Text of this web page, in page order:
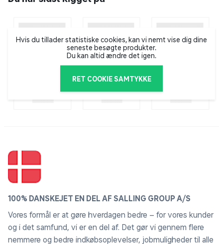
Trådhavehegnet er velegnet til indhegning af haven.
Hvis du tillader statistiske cookies, kan vi nemt vise dig dine
seneste besøgte produkter.
Du kan altid ændre det igen.
RET COOKIE SAMTYKKE
100% DANSKEJET EN DEL AF SALLING GROUP A/S
Vores formål er at gøre hverdagen bedre – for vores kunder
og i det samfund, vi er en del af. Det gør vi gennem flere
nemmere og bedre indkøbsoplevelser, jobmuligheder til alle